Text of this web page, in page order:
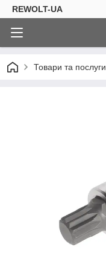
REWOLT-UA
Товари та послуги